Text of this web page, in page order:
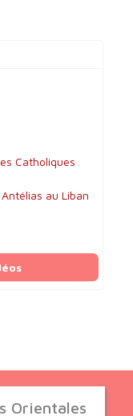
Catholiques
au Liban
Orientales